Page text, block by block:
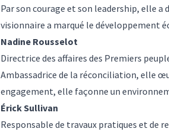
Par son courage et son leadership, elle
visionnaire a marqué le développement
Nadine Rousselot
Directrice des affaires des Premiers
Ambassadrice de la réconciliation, elle
engagement, elle façonne un
Érick Sullivan
Responsable de travaux pratiques et de